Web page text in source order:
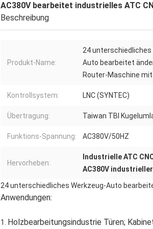
AC380V bearbeitet industrielles ATC
Beschreibung
Produkt-Name:
24 unterschiedliches
Auto bearbeitet
Router-Maschine mit
Kontrollsystem: LNC (SYNTEC)
Übertragung: Taiwan TBI
Funktions-Spannung: AC380V/50HZ
Hervorheben:
Industrielle ATC
AC380V
24 unterschiedliches Werkzeug-Auto
Anwendungen:
1. Holzbearbeitungsindustrie Türen;